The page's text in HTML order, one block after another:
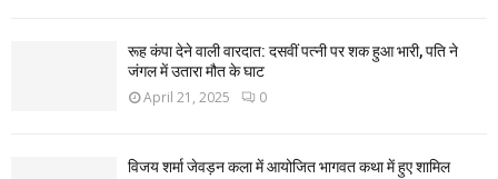
रूह कंपा देने वाली वारदात: दसवीं पत्नी पर शक हुआ भारी, पति ने
जंगल में उतारा मौत के घाट
April 21, 2025 0
विजय शर्मा जेवड़न कला में आयोजित भागवत कथा में हुए शामिल